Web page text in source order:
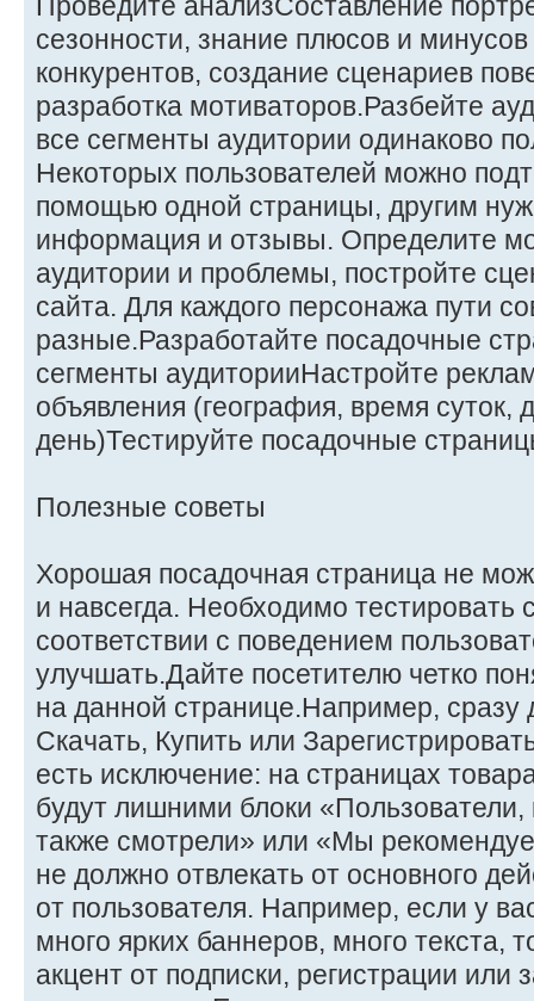
сезонности, знание плюсов и
конкурентов, создание сценариев
разработка мотиваторов.Разбейте
все сегменты аудитории одинаково
Некоторых пользователей можно
помощью одной страницы, другим
информация и отзывы. Определите
аудитории и проблемы, постройте
сайта. Для каждого персонажа пути
разные.Разработайте посадочные
сегменты аудиторииНастройте
объявления (география, время
день)Тестируйте посадочные
Полезные советы
Хорошая посадочная страница не
и навсегда. Необходимо тестировать
соответствии с поведением
улучшать.Дайте посетителю четко
на данной странице.Например, сразу
Скачать, Купить или
есть исключение: на страницах
будут лишними блоки «Пользователи,
также смотрели» или «Мы
не должно отвлекать от основного
от пользователя. Например, если у
много ярких баннеров, много текста,
акцент от подписки, регистрации или